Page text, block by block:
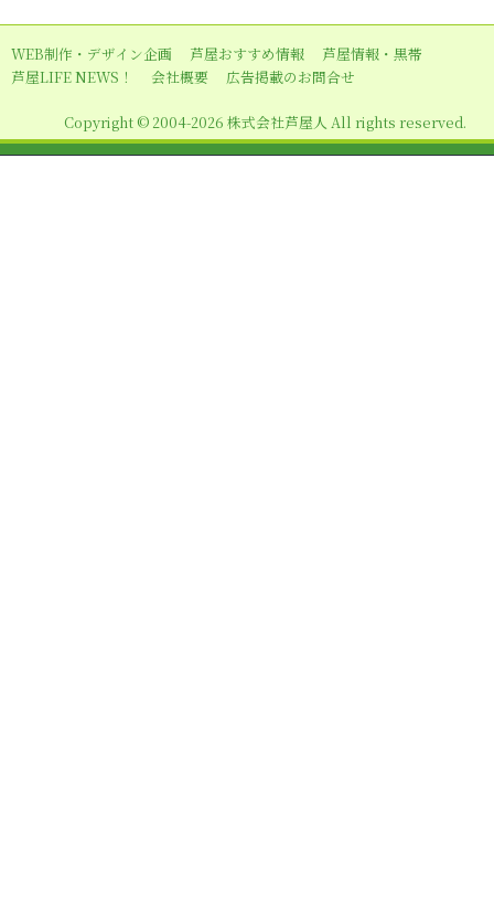
シ
ョ
WEB制作・デザイン企画 芦屋おすすめ情報
芦屋情報・黒帯
芦屋LIFE NEWS！
会社概要 広告掲載のお問合せ
Copyright © 2004-2026 株式会社芦屋人 All rights reserved.